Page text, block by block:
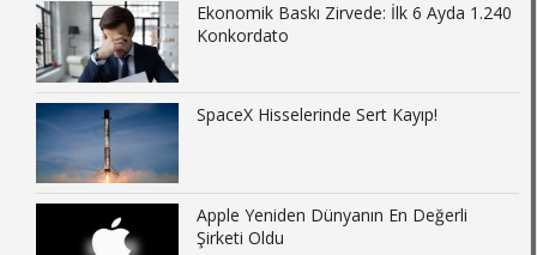
Ekonomik Baskı Zirvede: İlk 6 Ayda 1.240
Konkordato
SpaceX Hisselerinde Sert Kayıp!
Apple Yeniden Dünyanın En Değerli
Şirketi Oldu